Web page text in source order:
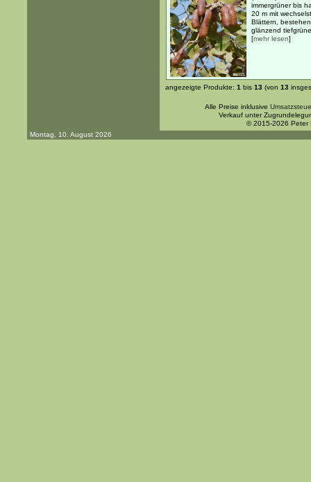
immergrüner bis
20 m mit
Blättern,
glänzend
[mehr lesen]
angezeigte Produkte: 1 bis 13 (von 13
Alle Preise inklusive
Verkauf unter
© 2015-2026 Peter
Montag, 10. August 2026